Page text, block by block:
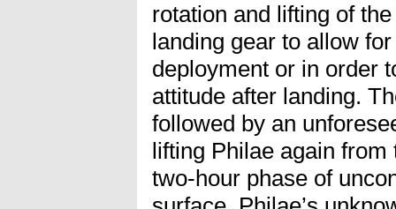
rotation and lifting of
landing gear to allow
deployment or in order
attitude after landing.
followed by an
lifting Philae again
two-hour phase of